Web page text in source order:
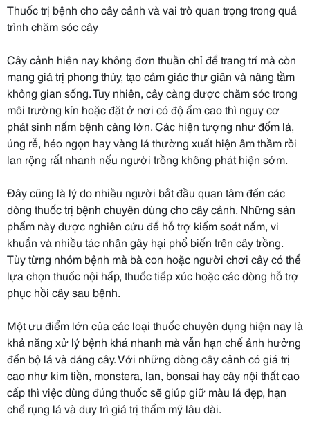
Thuốc trị bệnh cho cây cảnh và vai trò quan trọng trong quá
trình chăm sóc cây
Cây cảnh hiện nay không đơn thuần chỉ để trang trí mà còn
mang giá trị phong thủy, tạo cảm giác thư giãn và nâng tầm
không gian sống. Tuy nhiên, cây càng được chăm sóc trong
môi trường kín hoặc đặt ở nơi có độ ẩm cao thì nguy cơ
phát sinh nấm bệnh càng lớn. Các hiện tượng như đốm lá,
úng rễ, héo ngọn hay vàng lá thường xuất hiện âm thầm rồi
lan rộng rất nhanh nếu người trồng không phát hiện sớm.
Đây cũng là lý do nhiều người bắt đầu quan tâm đến các
dòng thuốc trị bệnh chuyên dùng cho cây cảnh. Những sản
phẩm này được nghiên cứu để hỗ trợ kiểm soát nấm, vi
khuẩn và nhiều tác nhân gây hại phổ biến trên cây trồng.
Tùy từng nhóm bệnh mà bà con hoặc người chơi cây có thể
lựa chọn thuốc nội hấp, thuốc tiếp xúc hoặc các dòng hỗ trợ
phục hồi cây sau bệnh.
Một ưu điểm lớn của các loại thuốc chuyên dụng hiện nay là
khả năng xử lý bệnh khá nhanh mà vẫn hạn chế ảnh hưởng
đến bộ lá và dáng cây. Với những dòng cây cảnh có giá trị
cao như kim tiền, monstera, lan, bonsai hay cây nội thất cao
cấp thì việc dùng đúng thuốc sẽ giúp giữ màu lá đẹp, hạn
chế rụng lá và duy trì giá trị thẩm mỹ lâu dài.